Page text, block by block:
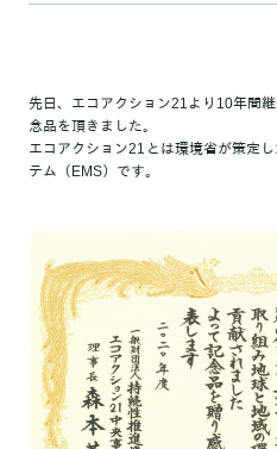
先日、エコアクション21より10年間
念品を頂きました。
エコアクション21とは環境省が策定
テム（EMS）です。